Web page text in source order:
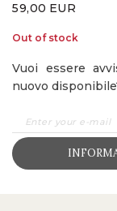
59,00 EUR
Out of stock
Vuoi essere
nuovo